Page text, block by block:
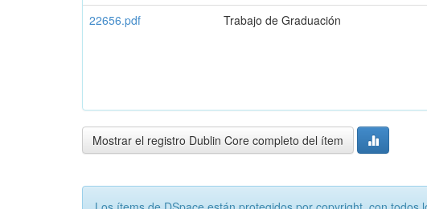
22656.pdf
Trabajo de Graduación
Mostrar el registro Dublin Core completo del ítem